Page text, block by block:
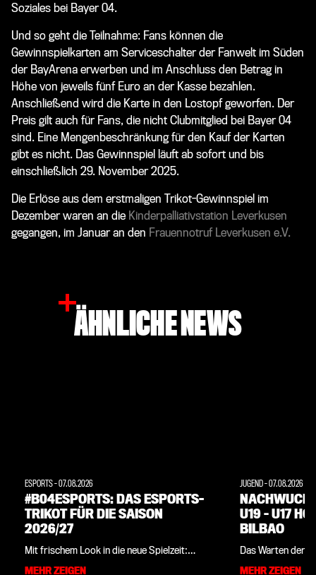
Soziales bei Bayer 04.
Und so geht die Teilnahme: Fans können die
Gewinnspielkarten am Serviceschalter der Fanwelt im Süden
der BayArena erwerben und im Anschluss den Betrag in
Höhe von jeweils fünf Euro an der Kasse bezahlen.
Anschließend wird die Karte in den Lostopf geworfen. Der
Preis gilt auch für Fans, die nicht Clubmitglied bei Bayer 04
sind. Eine Mengenbeschränkung für den Kauf der Karten
gibt es nicht. Das Gewinnspiel läuft ab sofort und bis
einschließlich 29. November 2025.
Die Erlöse aus dem erstmaligen Trikot-Gewinnspiel im
Dezember waren an die Kinderpalliativstation Leverkusen
gegangen, im Januar an den Frauennotruf Leverkusen e.V.
ÄHNLICHE NEWS
ESPORTS-07.08.2026
#B04ESPORTS: DAS ESPORTS-
TRIKOT FÜR DIE SAISON
2026/27
Mit frischem Look in die neue Spielzeit:
MEHR ZEIGEN
JUGEND-07.08.2026
U19 – U17
BILBAO
Das Warten der
MEHR ZEIGEN